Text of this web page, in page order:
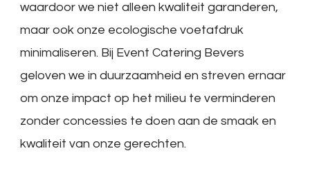
waardoor we niet alleen kwaliteit garanderen,
maar ook onze ecologische voetafdruk
minimaliseren. Bij Event Catering Bevers
geloven we in duurzaamheid en streven ernaar
om onze impact op het milieu te verminderen
zonder concessies te doen aan de smaak en
kwaliteit van onze gerechten.